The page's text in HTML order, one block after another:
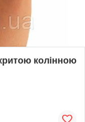
колінною